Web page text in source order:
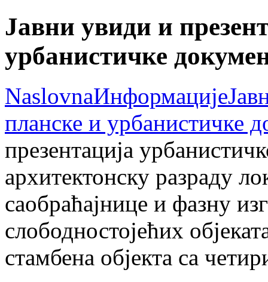
Јавни увиди и
урбанистичке
NaslovnaИнформације
планске и урбанистичке
презентација
архитектонску разраду
саобраћајнице и фазну
слободностојећих
стамбена објекта са